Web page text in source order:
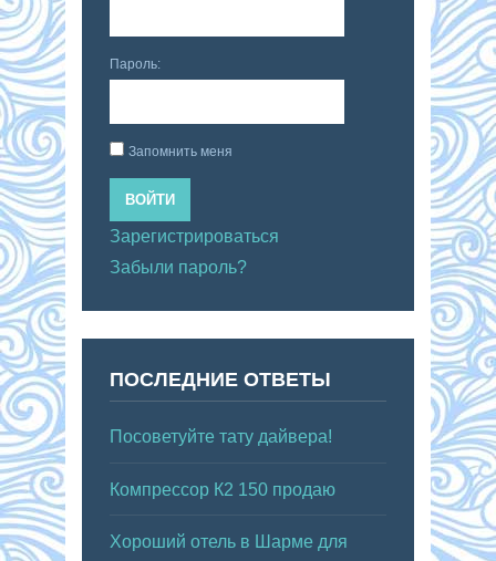
Пароль:
Запомнить меня
ВОЙТИ
Зарегистрироваться
Забыли пароль?
ПОСЛЕДНИЕ ОТВЕТЫ
Посоветуйте тату дайвера!
Компрессор К2 150 продаю
Хороший отель в Шарме для